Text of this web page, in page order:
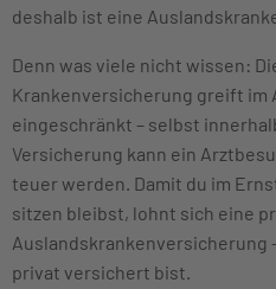
deshalb ist eine
Denn was viele nicht wissen:
Krankenversicherung greift im
eingeschränkt – selbst
Versicherung kann ein
teuer werden. Damit du im
sitzen bleibst, lohnt sich eine
Auslandskrankenversicherung
privat versichert bist.